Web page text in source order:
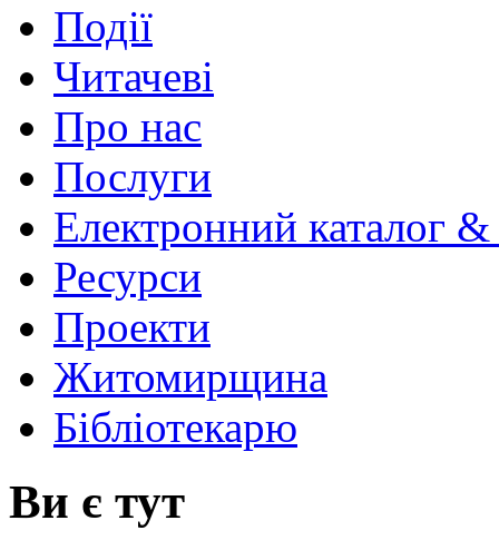
Події
Читачеві
Про нас
Послуги
Електронний каталог
Ресурси
Проекти
Житомирщина
Бібліотекарю
Ви є тут